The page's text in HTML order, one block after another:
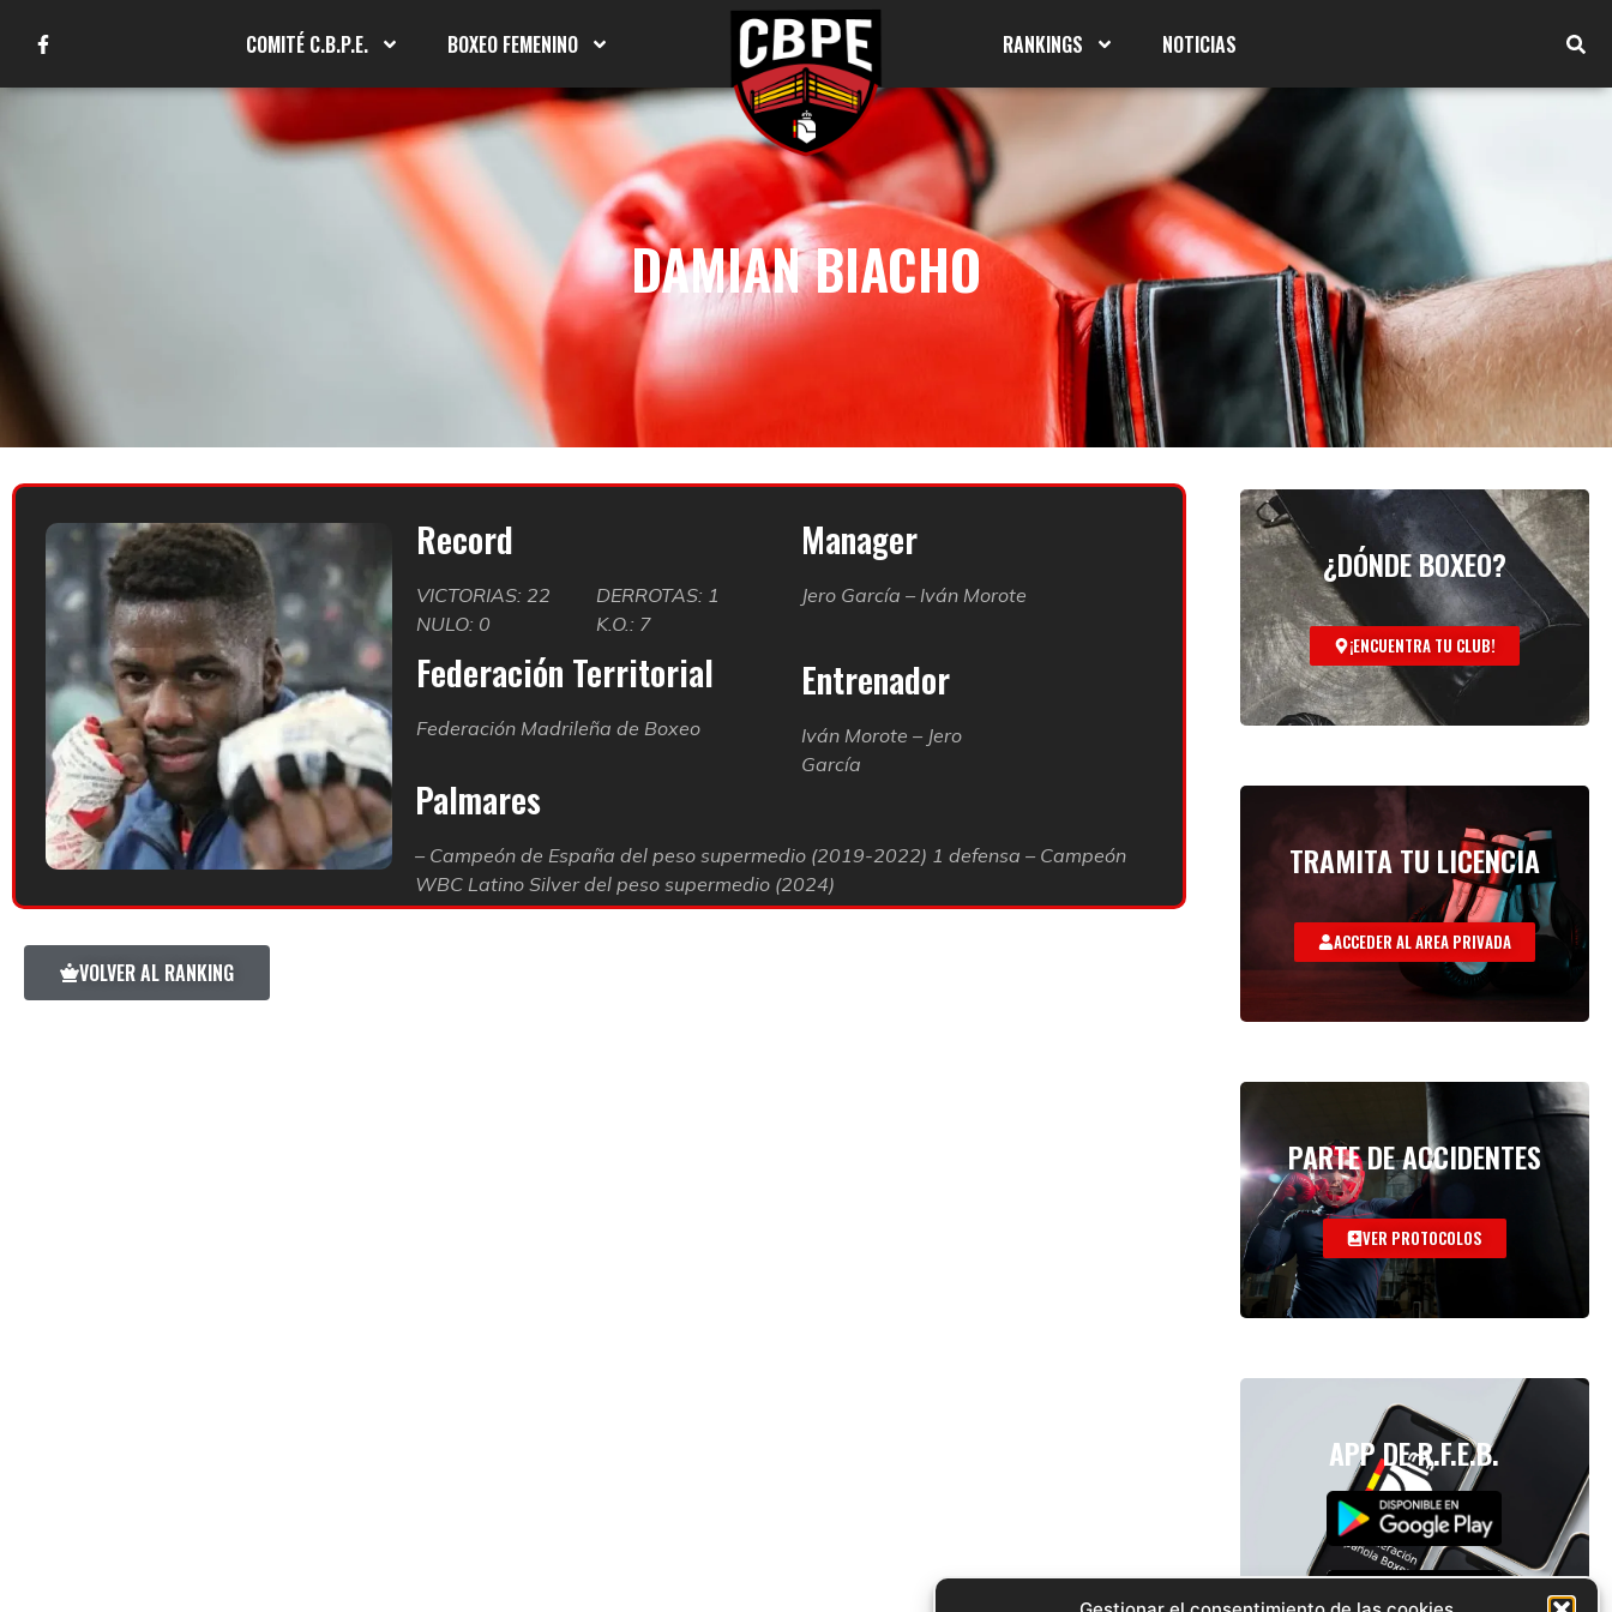
COMITÉ C.B.P.E. BOXEO FEMENINO RANKINGS NOTICIAS
DAMIAN BIACHO
Record
VICTORIAS: 22
DERROTAS: 1
NULO: 0
K.O.: 7
Federación Territorial
Federación Madrileña de Boxeo
Manager
Jero García – Iván Morote
Entrenador
Iván Morote – Jero
García
VOLVER AL RANKING
Palmares
– Campeón de España del peso supermedio (2019-2022) 1 defensa – Campeón
WBC Latino Silver del peso supermedio (2024)
¿DÓNDE BOXEO?
¡ENCUENTRA TU CLUB!
TRAMITA TU LICENCIA
ACCEDER AL AREA PRIVADA
PARTE DE ACCIDENTES
VER PROTOCOLOS
APP DE R.F.E.B.